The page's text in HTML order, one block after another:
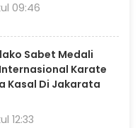
09:46
Sabet Medali
Karate
Kasal Di Jakarata
12:33